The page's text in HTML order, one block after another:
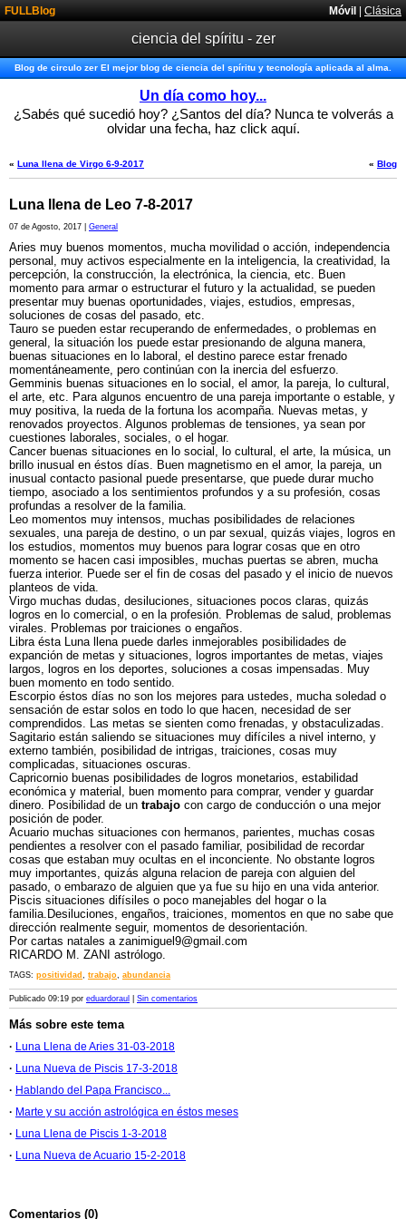
Móvil | Clásica
FULLBlog
ciencia del spíritu - zer
Blog de circulo zer El mejor blog de ciencia del spíritu y tecnología aplicada al alma.
Un día como hoy...
¿Sabés qué sucedió hoy? ¿Santos del día? Nunca te volverás a
olvidar una fecha, haz click aquí.
« Blog
« Luna llena de Virgo 6-9-2017
Luna llena de Leo 7-8-2017
07 de Agosto, 2017 | General
Aries muy buenos momentos, mucha movilidad o acción, independencia
personal, muy activos especialmente en la inteligencia, la creatividad, la
percepción, la construcción, la electrónica, la ciencia, etc. Buen
momento para armar o estructurar el futuro y la actualidad, se pueden
presentar muy buenas oportunidades, viajes, estudios, empresas,
soluciones de cosas del pasado, etc.
Tauro se pueden estar recuperando de enfermedades, o problemas en
general, la situación los puede estar presionando de alguna manera,
buenas situaciones en lo laboral, el destino parece estar frenado
momentáneamente, pero continúan con la inercia del esfuerzo.
Gemminis buenas situaciones en lo social, el amor, la pareja, lo cultural,
el arte, etc. Para algunos encuentro de una pareja importante o estable, y
muy positiva, la rueda de la fortuna los acompaña. Nuevas metas, y
renovados proyectos. Algunos problemas de tensiones, ya sean por
cuestiones laborales, sociales, o el hogar.
Cancer buenas situaciones en lo social, lo cultural, el arte, la música, un
brillo inusual en éstos días. Buen magnetismo en el amor, la pareja, un
inusual contacto pasional puede presentarse, que puede durar mucho
tiempo, asociado a los sentimientos profundos y a su profesión, cosas
profundas a resolver de la familia.
Leo momentos muy intensos, muchas posibilidades de relaciones
sexuales, una pareja de destino, o un par sexual, quizás viajes, logros en
los estudios, momentos muy buenos para lograr cosas que en otro
momento se hacen casi imposibles, muchas puertas se abren, mucha
fuerza interior. Puede ser el fin de cosas del pasado y el inicio de nuevos
planteos de vida.
Virgo muchas dudas, desiluciones, situaciones pocos claras, quizás
logros en lo comercial, o en la profesión. Problemas de salud, problemas
virales. Problemas por traiciones o engaños.
Libra ésta Luna llena puede darles inmejorables posibilidades de
expanción de metas y situaciones, logros importantes de metas, viajes
largos, logros en los deportes, soluciones a cosas impensadas. Muy
buen momento en todo sentido.
Escorpio éstos días no son los mejores para ustedes, mucha soledad o
sensación de estar solos en todo lo que hacen, necesidad de ser
comprendidos. Las metas se sienten como frenadas, y obstaculizadas.
Sagitario están saliendo se situaciones muy difíciles a nivel interno, y
externo también, posibilidad de intrigas, traiciones, cosas muy
complicadas, situaciones oscuras.
Capricornio buenas posibilidades de logros monetarios, estabilidad
económica y material, buen momento para comprar, vender y guardar
dinero. Posibilidad de un trabajo con cargo de conducción o una mejor
posición de poder.
Acuario muchas situaciones con hermanos, parientes, muchas cosas
pendientes a resolver con el pasado familiar, posibilidad de recordar
cosas que estaban muy ocultas en el inconciente. No obstante logros
muy importantes, quizás alguna relacion de pareja con alguien del
pasado, o embarazo de alguien que ya fue su hijo en una vida anterior.
Piscis situaciones difísiles o poco manejables del hogar o la
familia.Desiluciones, engaños, traiciones, momentos en que no sabe que
dirección realmente seguir, momentos de desorientación.
Por cartas natales a zanimiguel9@gmail.com
RICARDO M. ZANI astrólogo.
TAGS: positividad , trabajo, abundancia
Publicado 09:19 por eduardoraul Sin comentarios
Más sobre este tema
· Luna Llena de Aries 31-03-2018
· Luna Nueva de Piscis 17-3-2018
· Hablando del Papa Francisco...
· Marte y su acción astrológica en éstos meses
· Luna Llena de Piscis 1-3-2018
· Luna Nueva de Acuario 15-2-2018
Comentarios (0)